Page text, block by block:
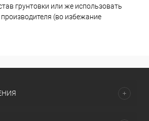
грунтовки или же использовать
(во избежание